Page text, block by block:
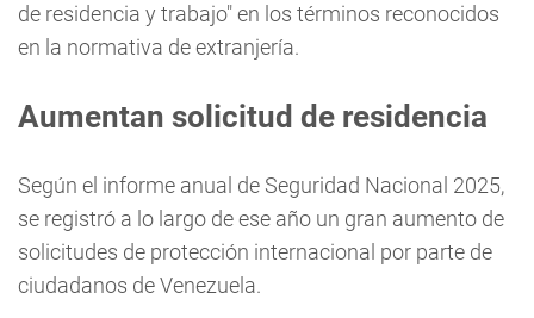
de residencia y trabajo" en los términos reconocidos
en la normativa de extranjería.
Aumentan solicitud de residencia
Según el informe anual de Seguridad Nacional 2025,
se registró a lo largo de ese año un gran aumento de
solicitudes de protección internacional por parte de
ciudadanos de Venezuela.